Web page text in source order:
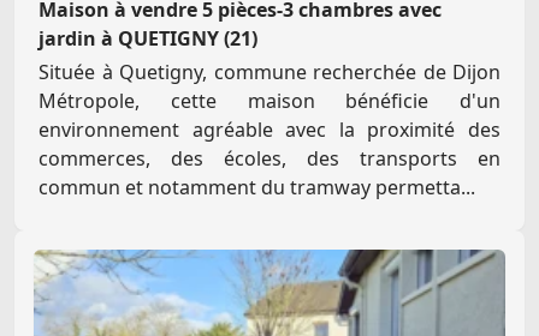
Maison à vendre 5 pièces-3 chambres avec
jardin à QUETIGNY (21)
Située à Quetigny, commune recherchée de Dijon
Métropole, cette maison bénéficie d'un
environnement agréable avec la proximité des
commerces, des écoles, des transports en
commun et notamment du tramway permetta...